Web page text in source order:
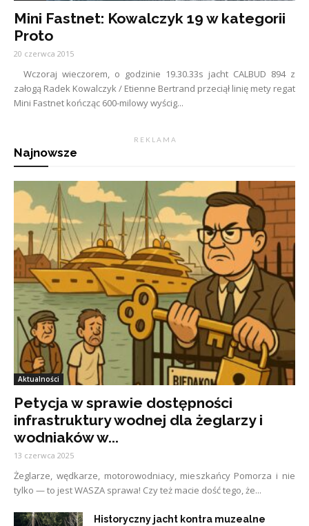
Mini Fastnet: Kowalczyk 19 w kategorii
Proto
20 czerwca 2015
Wczoraj wieczorem, o godzinie 19.30.33s jacht CALBUD 894 z
załogą Radek Kowalczyk / Etienne Bertrand przeciął linię mety regat
Mini Fastnet kończąc 600-milowy wyścig...
R E K L A M A
Najnowsze
Aktualności
Petycja w sprawie dostępności
infrastruktury wodnej dla żeglarzy i
wodniaków w...
13 czerwca 2025
Żeglarze, wędkarze, motorowodniacy, mieszkańcy Pomorza i nie
tylko — to jest WASZA sprawa! Czy też macie dość tego, że...
Historyczny jacht kontra muzealne